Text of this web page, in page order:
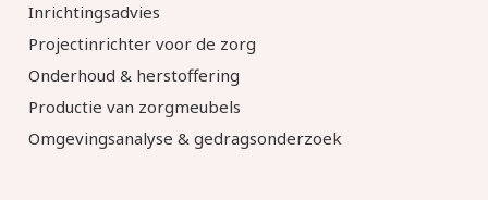
Inrichtingsadvies
Projectinrichter voor de zorg
Onderhoud & herstoffering
Productie van zorgmeubels
Omgevingsanalyse & gedragsonderzoek